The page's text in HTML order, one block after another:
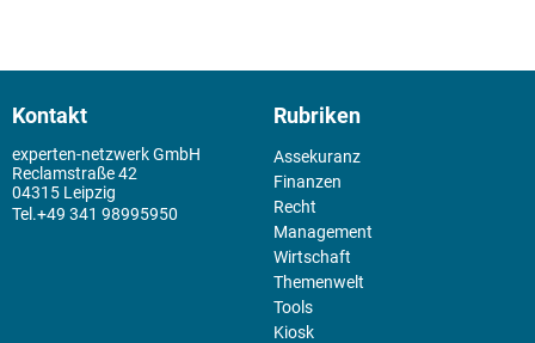
Kontakt
experten-netzwerk GmbH
Reclamstraße 42
04315 Leipzig
+49 341 98995950
Rubriken
Assekuranz
Finanzen
Recht
Management
Wirtschaft
Themenwelt
Tools
Kiosk